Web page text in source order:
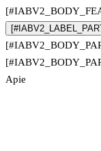
Apie